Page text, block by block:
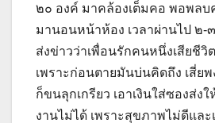
๒๐ องค์ มาคล้องเต็มคอ พอพลบ
มานอนหน้าห้อง เวลาผ่านไป ๒-
ส่งข่าวว่าเพื่อนรักคนหนึ่งเสียชีวิ
เพราะก่อนตายมันบ่นคิดถึง เสี่ยพ
ก็ขนลุกเกรียว เอาเงินใส่ซองส่ง
งานไม่ได้ เพราะสุขภาพไม่ดีและ